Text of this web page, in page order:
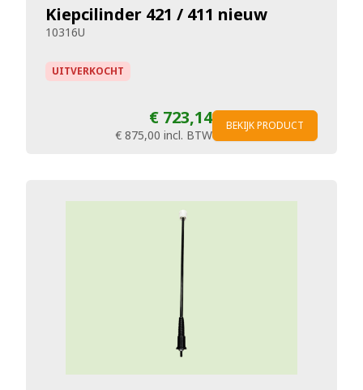
Kiepcilinder 421 / 411 nieuw
10316U
UITVERKOCHT
€ 723,14
€ 875,00 incl. BTW
BEKIJK PRODUCT